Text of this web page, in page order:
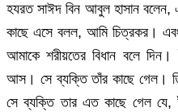
হযরত সাঈদ বিন আবুল হাসান
কাছে এসে বলল, আমি চিত্রকর।
আমাকে শরীয়তের বিধান বলে
আস। সে ব্যক্তি তাঁর কাছে গেল।
সে ব্যক্তি তার এত কাছে গেল যে,